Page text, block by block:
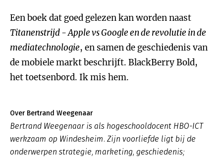
Een boek dat goed gelezen kan worden naast
Titanenstrijd - Apple vs Google en de revolutie in de
mediatechnologie, en samen de geschiedenis van
de mobiele markt beschrijft. BlackBerry Bold,
het toetsenbord. Ik mis hem.
Over Bertrand Weegenaar
Bertrand Weegenaar is als hogeschooldocent HBO-ICT
werkzaam op Windesheim. Zijn voorliefde ligt bij de
onderwerpen strategie, marketing, geschiedenis;